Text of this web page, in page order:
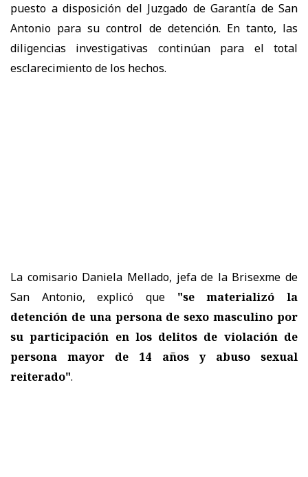
puesto a disposición del Juzgado de Garantía de San
Antonio para su control de detención. En tanto, las
diligencias investigativas continúan para el total
esclarecimiento de los hechos.
La comisario Daniela Mellado, jefa de la Brisexme de
San Antonio, explicó que "se materializó la
detención de una persona de sexo masculino por
su participación en los delitos de violación de
persona mayor de 14 años y abuso sexual
reiterado".